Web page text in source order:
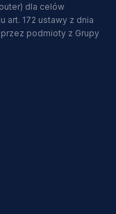
dla celów
art. 172 ustawy z dnia
podmioty z Grupy